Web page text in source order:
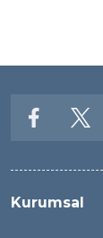
Kurumsal